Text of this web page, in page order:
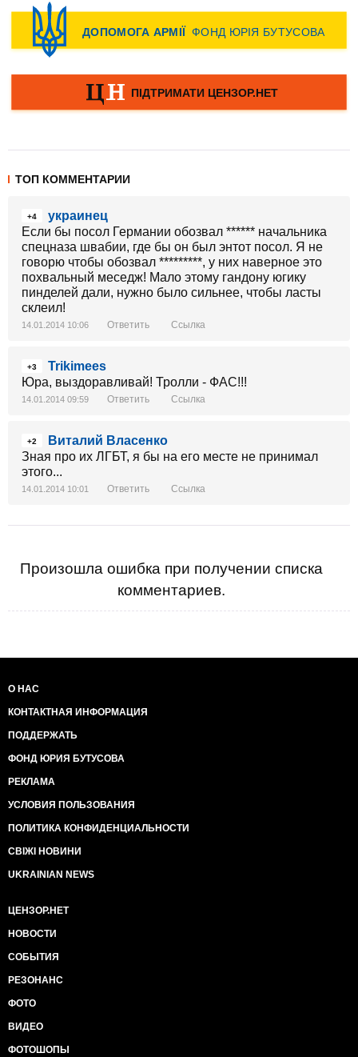
ТОП КОММЕНТАРИИ
+4
украинец
Если бы посол Германии обозвал ****** начальника
спецназа швабии, где бы он был энтот посол. Я не
говорю чтобы обозвал *********, у них наверное это
похвальный меседж! Мало этому гандону югику
пинделей дали, нужно было сильнее, чтобы ласты
склеил!
14.01.2014 10:06 Ответить Ссылка
+3
Trikimees
Юра, выздоравливай! Тролли - ФАС!!!
14.01.2014 09:59 Ответить Ссылка
+2
Виталий Власенко
Зная про их ЛГБТ, я бы на его месте не принимал
этого...
14.01.2014 10:01 Ответить Ссылка
Произошла ошибка при получении списка
комментариев.
О НАС
КОНТАКТНАЯ ИНФОРМАЦИЯ
ПОДДЕРЖАТЬ
ФОНД ЮРИЯ БУТУСОВА
РЕКЛАМА
УСЛОВИЯ ПОЛЬЗОВАНИЯ
ПОЛИТИКА КОНФИДЕНЦИАЛЬНОСТИ
СВІЖІ НОВИНИ
UKRAINIAN NEWS
ЦЕНЗОР.НЕТ
НОВОСТИ
СОБЫТИЯ
РЕЗОНАНС
ФОТО
ВИДЕО
ФОТОШОПЫ